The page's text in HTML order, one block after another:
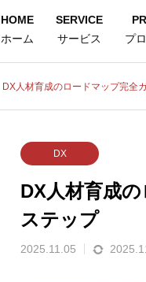
HOME
ホーム
SERVICE
サービス プ
DX人材育成のロードマップ完全
DX
DX人材育成
ステップ
2025.11.05